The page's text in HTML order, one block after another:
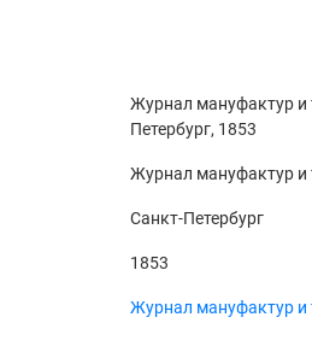
Журнал мануфактур и
Петербург, 1853
Журнал мануфактур и
Санкт-Петербург
1853
Журнал мануфактур и